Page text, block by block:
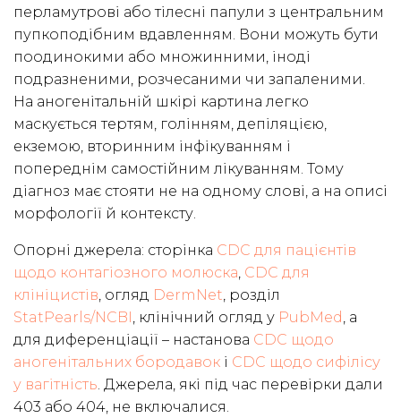
перламутрові або тілесні папули з центральним
пупкоподібним вдавленням. Вони можуть бути
поодинокими або множинними, іноді
подразненими, розчесаними чи запаленими.
На аногенітальній шкірі картина легко
маскується тертям, голінням, депіляцією,
екземою, вторинним інфікуванням і
попереднім самостійним лікуванням. Тому
діагноз має стояти не на одному слові, а на описі
морфології й контексту.
Опорні джерела: сторінка CDC для пацієнтів
щодо контагіозного молюска, CDC для
клініцистів, огляд DermNet, розділ
StatPearls/NCBI , клінічний огляд у PubMed, а
для диференціації – настанова CDC щодо
аногенітальних бородавок і CDC щодо сифілісу
у вагітність. Джерела, які під час перевірки дали
403 або 404, не включалися.